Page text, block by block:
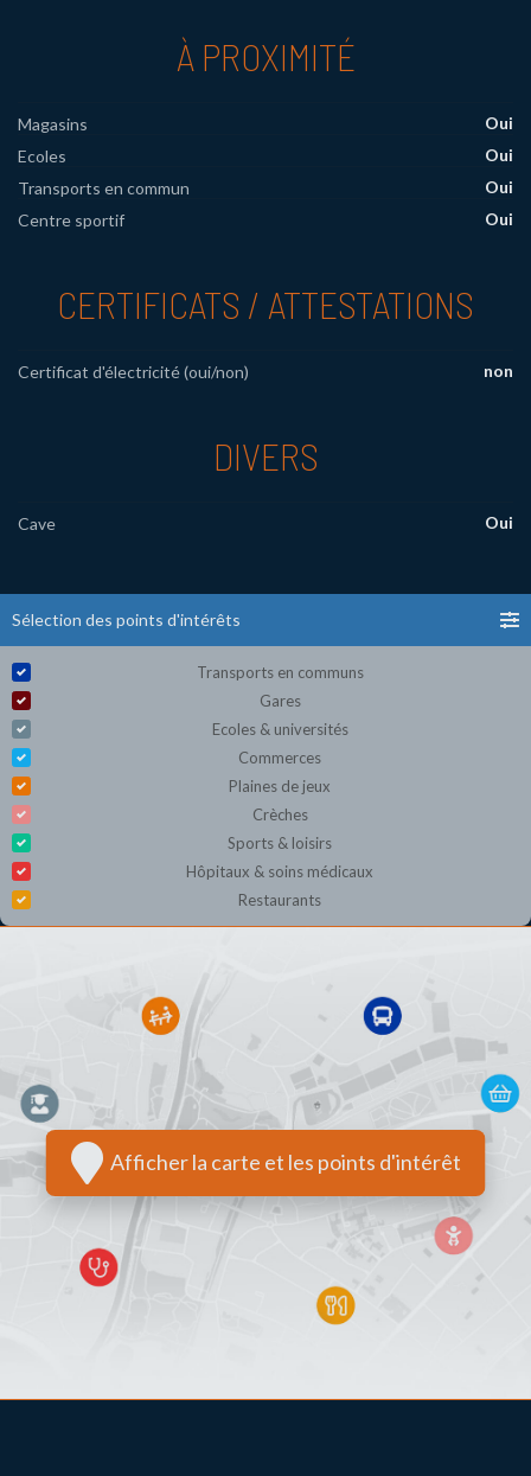
À PROXIMITÉ
Magasins
Oui
Ecoles
Oui
Transports en commun
Oui
Centre sportif
Oui
CERTIFICATS / ATTESTATIONS
Certificat d'électricité (oui/non) non
DIVERS
Cave Oui
Sélection des points d'intérêts
Transports en communs
Gares
Ecoles & universités
Commerces
Plaines de jeux
Crèches
Sports & loisirs
Hôpitaux & soins médicaux
Restaurants
Afficher la carte et les points d'intérêt